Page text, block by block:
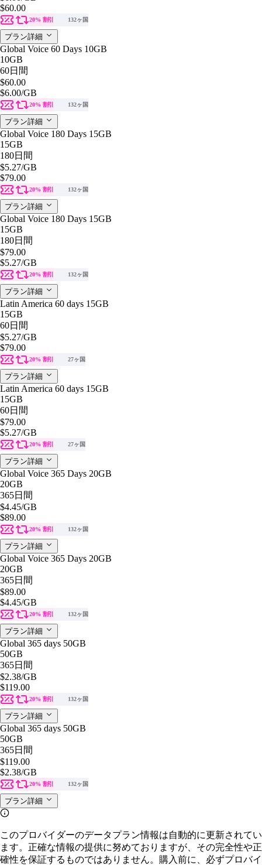
$60.00
20% 割引 132ヶ国
プラン詳細
Global Voice 60 Days 10GB
10GB
60日間
$60.00
$6.00/GB
20% 割引 132ヶ国
プラン詳細
Global Voice 180 Days 15GB
15GB
180日間
$5.27/GB
$79.00
20% 割引 132ヶ国
プラン詳細
Global Voice 180 Days 15GB
15GB
180日間
$79.00
$5.27/GB
20% 割引 132ヶ国
プラン詳細
Latin America 60 days 15GB
15GB
60日間
$5.27/GB
$79.00
20% 割引 27ヶ国
プラン詳細
Latin America 60 days 15GB
15GB
60日間
$79.00
$5.27/GB
20% 割引 27ヶ国
プラン詳細
Global Voice 365 Days 20GB
20GB
365日間
$4.45/GB
$89.00
20% 割引 132ヶ国
プラン詳細
Global Voice 365 Days 20GB
20GB
365日間
$89.00
$4.45/GB
20% 割引 132ヶ国
プラン詳細
Global 365 days 50GB
50GB
365日間
$2.38/GB
$119.00
20% 割引 132ヶ国
プラン詳細
Global 365 days 50GB
50GB
365日間
$119.00
$2.38/GB
20% 割引 132ヶ国
プラン詳細
このプロバイダーのデータプラン情報は自動的に更新されてい
ます。正確な情報の提供に努めておりますが、その完全性や正
確性を保証するものではありません。購入前に、必ずプロバイ